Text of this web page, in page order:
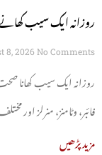
روزانہ ایک سیب
8, 2026 No Comments
روزانہ ایک سیب کھانا
فائبر، وٹامنز، منرلز اور
مزید پڑھیں